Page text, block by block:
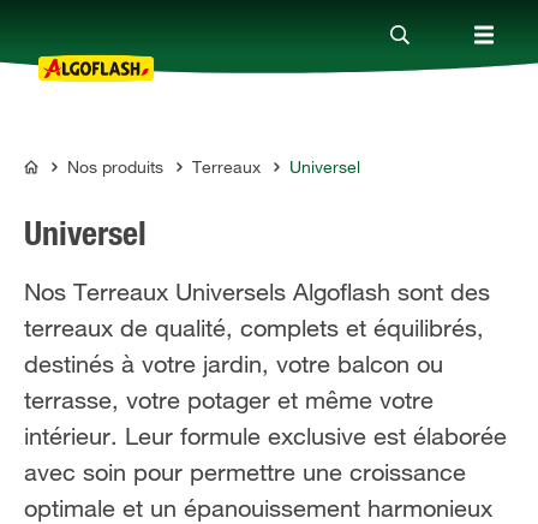
Nos produits
Conseils
Thèmes
Qui sommes-nous ?
Promotions
ALGOFLASH
Nos produits Terreaux Universel
Universel
Nos Terreaux Universels Algoflash sont des
terreaux de qualité, complets et équilibrés,
destinés à votre jardin, votre balcon ou
terrasse, votre potager et même votre
intérieur. Leur formule exclusive est élaborée
avec soin pour permettre une croissance
optimale et un épanouissement harmonieux